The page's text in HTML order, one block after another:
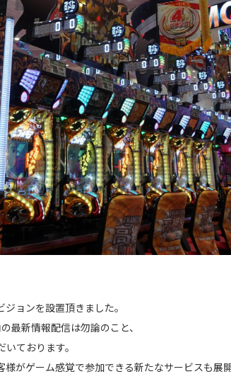
ョンを設置頂きました。
最新情報配信は勿論のこと、
ております。
がゲーム感覚で参加できる新たなサービスも展